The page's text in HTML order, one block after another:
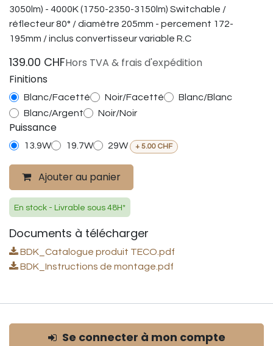
3050lm) - 4000K (1750-2350-3150lm) Switchable /
réflecteur 80° / diamètre 205mm - percement 172-
195mm / inclus convertisseur variable R.C
139.00 CHFHors TVA & frais d'expédition
Finitions
Blanc/Facetté Noir/Facetté
Blanc/Blanc
Blanc/Argent
Noir/Noir
Puissance
13.9W 19.7W 29W + 5.00CHF
Ajouter au panier
En stock - Livrable sous 48H*
Documents à télécharger
BDK_Catalogue produit TECO.pdf
BDK_Instructions de montage.pdf
Se connecter à mon compte